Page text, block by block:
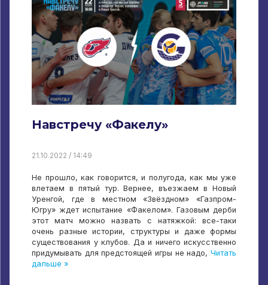
Навстречу «Факелу»
21.10.2022 / 14:49
Не прошло, как говорится, и полугода, как мы уже
влетаем в пятый тур. Вернее, въезжаем в Новый
Уренгой, где в местном «Звёздном» «Газпром-
Югру» ждет испытание «Факелом». Газовым дерби
этот матч можно назвать с натяжкой: все-таки
очень разные истории, структуры и даже формы
существования у клубов. Да и ничего искусственно
придумывать для предстоящей игры не надо, Читать
дальше »